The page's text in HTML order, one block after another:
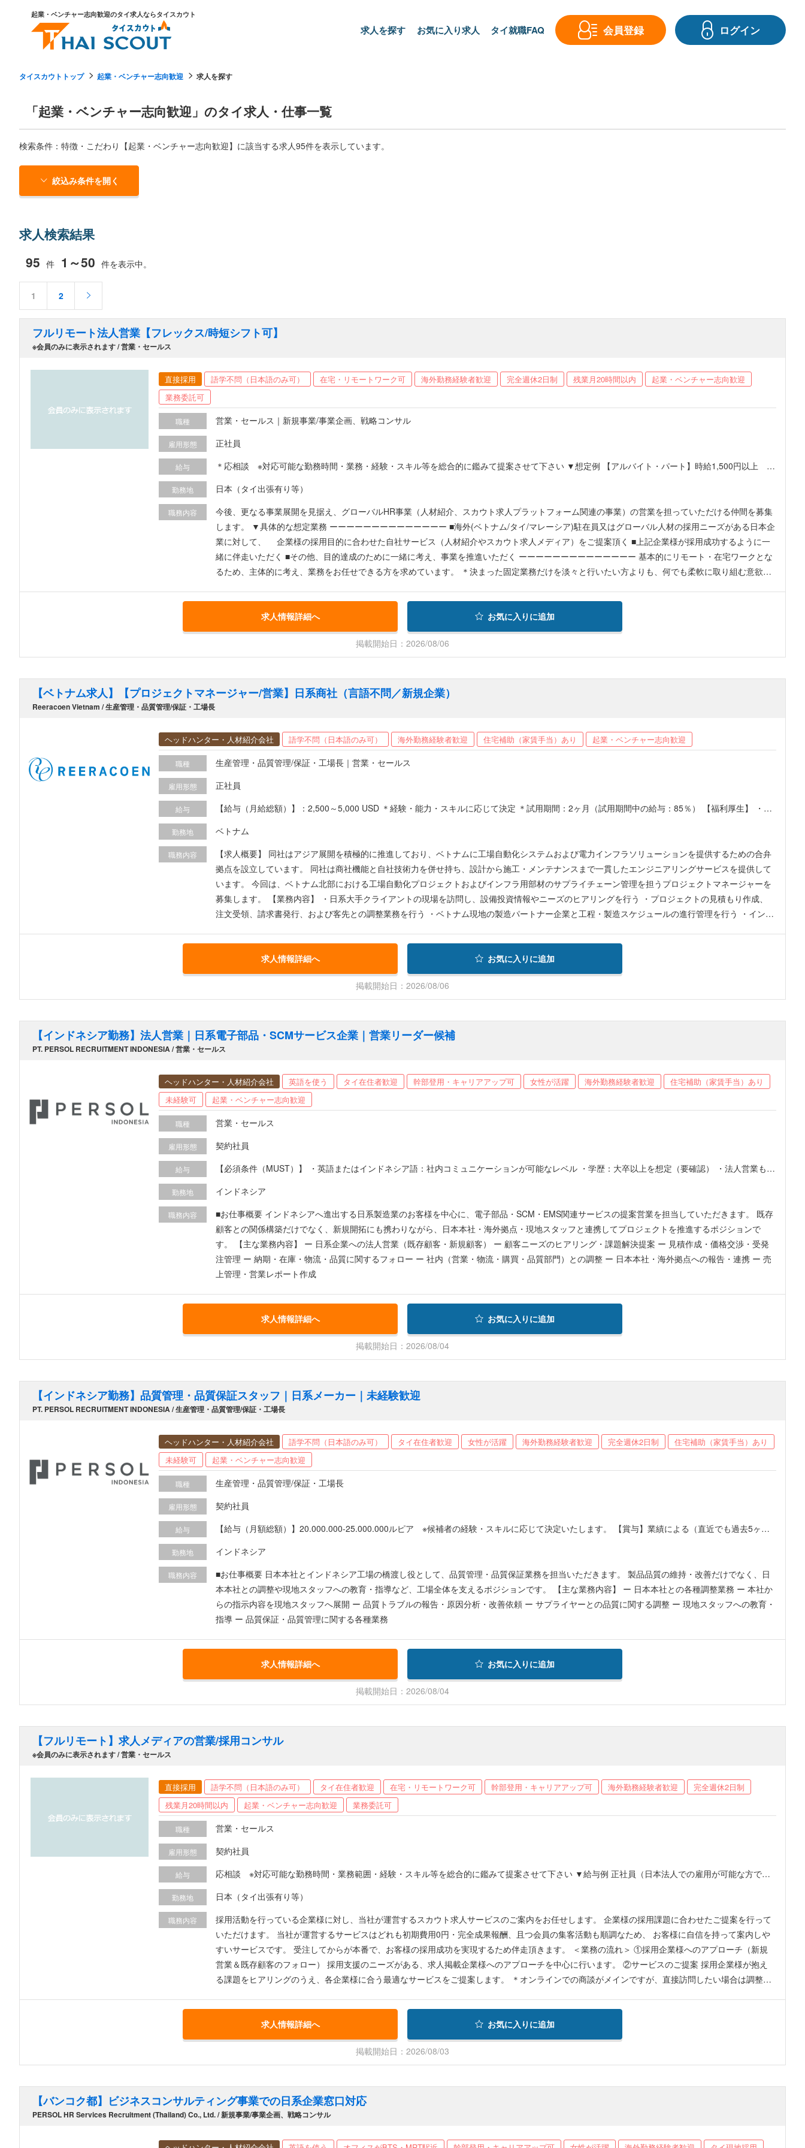
起業・ベンチャー志向歓迎のタイ求人ならタイスカウト
求人を探す お気に入り求人 タイ就職FAQ 会員登録 ログイン
タイスカウトトップ 起業・ベンチャー志向歓迎 求人を探す
「起業・ベンチャー志向歓迎」のタイ求人・仕事一覧
検索条件：特徴・こだわり【起業・ベンチャー志向歓迎】に該当する求人95件を表示しています。
絞込み条件を開く
求人検索結果
95 件 1～50 件を表示中。
1 2
フルリモート法人営業【フレックス/時短シフト可】
※会員のみに表示されます / 営業・セールス
直接採用 語学不問（日本語のみ可） 在宅・リモートワーク可 海外勤務経験者歓迎 完全週休2日制 残業月20時間以内
起業・ベンチャー志向歓迎
業務委託可
職種 営業・セールス｜新規事業/事業企画、戦略コンサル
雇用形態 正社員
給与
＊応相談 ※対応可能な勤務時間・業務・経験・スキル等を総合的に鑑みて提案させて下さい ▼想定例 【アルバイト・パート】時給1,500円以上 ＊
場合（日本在住者のみ）】年収400万円～ （雇用形態は正社員/アルバイト/パート/インターン/業務委託など幅広く検討可能ですが、週15時間以上
勤務できることが条件となります）。
勤務地 日本（タイ出張有り等）
職務内容
今後、更なる事業展開を見据え、グローバルHR事業（人材紹介、スカウト求人プラットフォーム関連の事業）の営業を担っていただける仲間を募集
します。 ▼具体的な想定業務 ーーーーーーーーーーーーーー ■海外(ベトナム/タイ/マレーシア)駐在員又はグローバル人材の採用ニーズがある日本企
業に対して、 企業様の採用目的に合わせた自社サービス（人材紹介やスカウト求人メディア）をご提案頂く ■上記企業様が採用成功するように一
緒に伴走いただく ■その他、目的達成のために一緒に考え、事業を推進いただく ーーーーーーーーーーーーーー 基本的にリモート・在宅ワークとな
るため、主体的に考え、業務をお任せできる方を求めています。 ＊決まった固定業務だけを淡々と行いたい方よりも、何でも柔軟に取り組む意欲が
末迄にWEB応募orお問い合わせください。
求人情報詳細へ
お気に入りに追加
掲載開始日：2026/08/06
【ベトナム求人】【プロジェクトマネージャー/営業】日系商社（言語不問／新規企業）
Reeracoen Vietnam / 生産管理・品質管理/保証・工場長
ヘッドハンター・人材紹介会社 語学不問（日本語のみ可） 海外勤務経験者歓迎 住宅補助（家賃手当）あり 起業・ベンチャー志向歓迎
職種 生産管理・品質管理/保証・工場長｜営業・セールス
雇用形態 正社員
給与
【給与（月給総額）】：2,500～5,000 USD ＊経験・能力・スキルに応じて決定 ＊試用期間：2ヶ月（試用期間中の給与：85％） 【福利厚生】 ・渡
勤務地 ベトナム
職務内容
【求人概要】 同社はアジア展開を積極的に推進しており、ベトナムに工場自動化システムおよび電力インフラソリューションを提供するための合弁
拠点を設立しています。 同社は商社機能と自社技術力を併せ持ち、設計から施工・メンテナンスまで一貫したエンジニアリングサービスを提供して
います。 今回は、ベトナム北部における工場自動化プロジェクトおよびインフラ用部材のサプライチェーン管理を担うプロジェクトマネージャーを
募集します。 【業務内容】 ・日系大手クライアントの現場を訪問し、設備投資情報やニーズのヒアリングを行う ・プロジェクトの見積もり作成、
注文受領、請求書発行、および客先との調整業務を行う ・ベトナム現地の製造パートナー企業と工程・製造スケジュールの進行管理を行う ・インフ
・ハノイ周辺工業団地にある客先工場やパートナー製造工場へ足を運び現場対応を行う ・同社の管理職や現地の日本語通訳スタッフと密に連携し、
円滑な業務遂行を図る ・納期遅延や品質課題が発生した際、パートナー企業と連携して迅速に解決を図る ・現地パートナー開拓や新規ビジネス展開
のサポートを行う ・その他、付随業務
求人情報詳細へ お気に入りに追加
掲載開始日：2026/08/06
【インドネシア勤務】法人営業｜日系電子部品・SCMサービス企業｜営業リーダー候補
PT. PERSOL RECRUITMENT INDONESIA / 営業・セールス
ヘッドハンター・人材紹介会社 英語を使う タイ在住者歓迎 幹部登用・キャリアアップ可 女性が活躍 海外勤務経験者歓迎
住宅補助（家賃手当）あり
未経験可
起業・ベンチャー志向歓迎
職種 営業・セールス
雇用形態 契約社員
給与
【必須条件（MUST）】 ・英語またはインドネシア語：社内コミュニケーションが可能なレベル ・学歴：大卒以上を想定（要確認） ・法人営業もし
務、カスタマーサービス等の実務経験 ・インドネシアまたは海外での就業経験 【その他、求める人物像】 ・顧客や社内関係者に対して、丁寧かつ
迅速に対応できる方 ・主体性に物事を考え、業務を進められる方 ・責任感があり、長期的にインドネシアで勤務する意欲のある方
勤務地 インドネシア
職務内容
■お仕事概要 インドネシアへ進出する日系製造業のお客様を中心に、電子部品・SCM・EMS関連サービスの提案営業を担当していただきます。 既存
顧客との関係構築だけでなく、新規開拓にも携わりながら、日本本社・海外拠点・現地スタッフと連携してプロジェクトを推進するポジションで
す。 【主な業務内容】 ー 日系企業への法人営業（既存顧客・新規顧客） ー 顧客ニーズのヒアリング・課題解決提案 ー 見積作成・価格交渉・受発
注管理 ー 納期・在庫・物流・品質に関するフォロー ー 社内（営業・物流・購買・品質部門）との調整 ー 日本本社・海外拠点への報告・連携 ー 売
上管理・営業レポート作成
求人情報詳細へ お気に入りに追加
掲載開始日：2026/08/04
【インドネシア勤務】品質管理・品質保証スタッフ｜日系メーカー｜未経験歓迎
PT. PERSOL RECRUITMENT INDONESIA / 生産管理・品質管理/保証・工場長
ヘッドハンター・人材紹介会社 語学不問（日本語のみ可） タイ在住者歓迎 女性が活躍 海外勤務経験者歓迎 完全週休2日制
住宅補助（家賃手当）あり
未経験可
起業・ベンチャー志向歓迎
職種 生産管理・品質管理/保証・工場長
雇用形態 契約社員
給与
【給与（月額総額）】20.000.000-25.000.000ルピア ※候補者の経験・スキルに応じて決定いたします。 【賞与】業績による（直近でも過去5ヶ月
勤務地 インドネシア
職務内容
■お仕事概要 日本本社とインドネシア工場の橋渡し役として、品質管理・品質保証業務を担当いただきます。 製品品質の維持・改善だけでなく、日
本本社との調整や現地スタッフへの教育・指導など、工場全体を支えるポジションです。 【主な業務内容】 ー 日本本社との各種調整業務 ー 本社か
らの指示内容を現地スタッフへ展開 ー 品質トラブルの報告・原因分析・改善依頼 ー サプライヤーとの品質に関する調整 ー 現地スタッフへの教育・
指導 ー 品質保証・品質管理に関する各種業務
求人情報詳細へ お気に入りに追加
掲載開始日：2026/08/04
【フルリモート】求人メディアの営業/採用コンサル
※会員のみに表示されます / 営業・セールス
直接採用 語学不問（日本語のみ可） タイ在住者歓迎 在宅・リモートワーク可 幹部登用・キャリアアップ可 海外勤務経験者歓迎
完全週休2日制
残業月20時間以内
起業・ベンチャー志向歓迎 業務委託可
職種 営業・セールス
雇用形態 契約社員
給与
応相談 ※対応可能な勤務時間・業務範囲・経験・スキル等を総合的に鑑みて提案させて下さい ▼給与例 正社員（日本法人での雇用が可能な方でフ
勤務の場合）…月15万円（約5万THB相当）～＋売上インセンティブ ＊日本在住者は勿論、タイ在住者の方も歓迎しますが、 当社はタイ法人を保
有しておりませんため、現地滞在のビザ発行はできかねますこと予めご了承下さい。 ※日本円でのお支払いを想定しております。 日本口座をお持
ちでないタイ在住者には日本法人からのWise等、海外送金でお支払いさせて頂きます。
勤務地 日本（タイ出張有り等）
職務内容
採用活動を行っている企業様に対し、当社が運営するスカウト求人サービスのご案内をお任せします。 企業様の採用課題に合わせたご提案を行って
いただけます。 当社が運営するサービスはどれも初期費用0円・完全成果報酬、且つ会員の集客活動も順調なため、 お客様に自信を持って案内しや
すいサービスです。 受注してからが本番で、お客様の採用成功を実現するため伴走頂きます。 ＜業務の流れ＞ ①採用企業様へのアプローチ（新規
営業＆既存顧客のフォロー） 採用支援のニーズがある、求人掲載企業様へのアプローチを中心に行います。 ②サービスのご提案 採用企業様が抱え
る課題をヒアリングのうえ、各企業様に合う最適なサービスをご提案します。 ＊オンラインでの商談がメインですが、直接訪問したい場合は調整可
め、責任持って長期的に業務をお任せできる方を求めています。
求人情報詳細へ
お気に入りに追加
掲載開始日：2026/08/03
【バンコク都】ビジネスコンサルティング事業での日系企業窓口対応
PERSOL HR Services Recruitment (Thailand) Co., Ltd. / 新規事業/事業企画、戦略コンサル